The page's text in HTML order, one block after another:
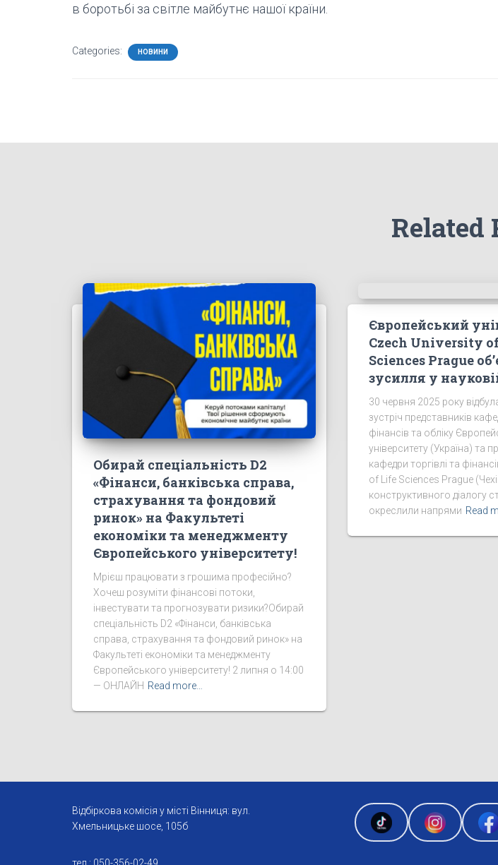
в боротьбі за світле майбутнє нашої країни.
Categories: НОВИНИ
Related
Обирай спеціальність D2
«Фінанси, банківська справа,
страхування та фондовий
ринок» на Факультеті
економіки та менеджменту
Європейського університету!
Мрієш працювати з грошима професійно?
Хочеш розуміти фінансові потоки,
інвестувати та прогнозувати ризики?Обирай
спеціальність D2 «Фінанси, банківська
справа, страхування та фондовий ринок» на
Факультеті економіки та менеджменту
Європейського університету! 2 липня о 14:00
— ОНЛАЙН Read more…
Європейський
Czech University
Sciences Prague
зусилля у
30 червня 2025 року
зустріч представників
фінансів та обліку
університету (Україна) та
кафедри торгівлі та
of Life Sciences Prague
конструктивного діалогу
окреслили напрями Read
Відбіркова комісія у місті Вінниця: вул.
Хмельницьке шосе, 105б